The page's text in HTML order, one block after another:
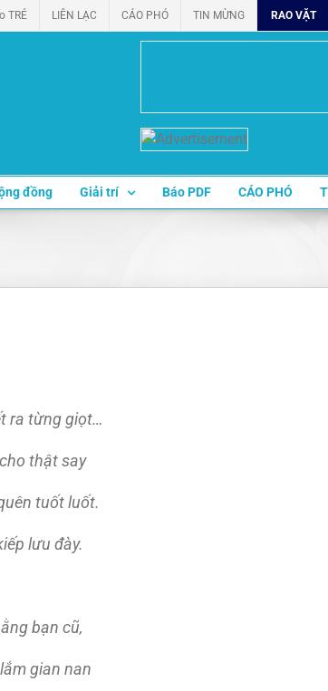
TRẺ LIÊN LẠC CÁO PHÓ TIN MỪNG RAO VẶT
đồng Giải trí Báo PDF CÁO PHÓ
ra từng giọt…
thật say
tuốt luốt.
lưu đày.
bạn cũ,
gian nan